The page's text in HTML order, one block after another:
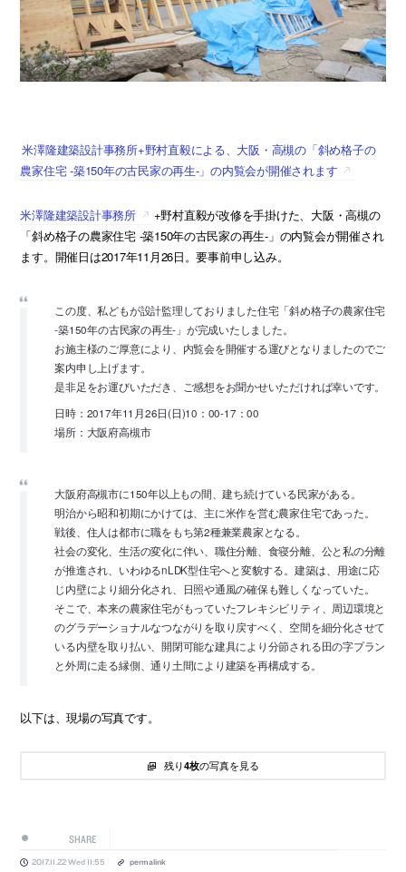
米澤隆建築設計事務所+野村直毅による、大阪・高槻の「斜め格子の
農家住宅 -築150年の古民家の再生-」の内覧会が開催されます
米澤隆建築設計事務所
+野村直毅が改修を手掛けた、大阪・高槻の
「斜め格子の農家住宅 -築150年の古民家の再生-」の内覧会が開催され
ます。開催日は2017年11月26日。要事前申し込み。
この度、私どもが設計監理しておりました住宅「斜め格子の農家住宅
-築150年の古民家の再生-」が完成いたしました。
お施主様のご厚意により、内覧会を開催する運びとなりましたのでご
案内申し上げます。
是非足をお運びいただき、ご感想をお聞かせいただければ幸いです。
日時：2017年11月26日(日)10：00-17：00
場所：大阪府高槻市
大阪府高槻市に150年以上もの間、建ち続けている民家がある。
明治から昭和初期にかけては、主に米作を営む農家住宅であった。
戦後、住人は都市に職をもち第2種兼業農家となる。
社会の変化、生活の変化に伴い、職住分離、食寝分離、公と私の分離
が推進され、いわゆるnLDK型住宅へと変貌する。建築は、用途に応
じ内壁により細分化され、日照や通風の確保も難しくなっていた。
そこで、本来の農家住宅がもっていたフレキシビリティ、周辺環境と
のグラデーショナルなつながりを取り戻すべく、空間を細分化させて
いる内壁を取り払い、開閉可能な建具により分節される田の字プラン
と外周に走る縁側、通り土間により建築を再構成する。
以下は、現場の写真です。
残り4枚の写真を見る
SHARE
2017.11.22 Wed 11:55 permalink